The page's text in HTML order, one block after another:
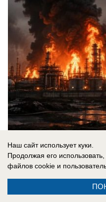
07.08.2026
Наш сайт использует куки.
Продолжая его
файлов cookie и